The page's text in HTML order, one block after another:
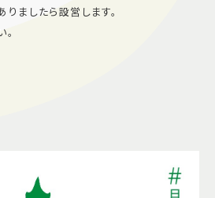
ましたら設営します。